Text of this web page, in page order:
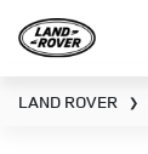
LAND ROVER ❯